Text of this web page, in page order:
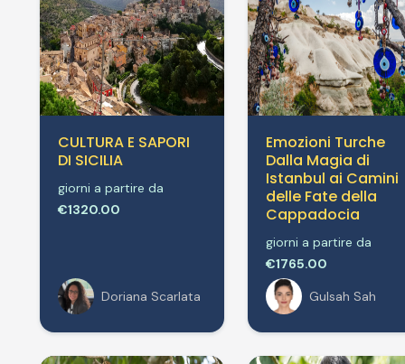
CULTURA E SAPORI
DI SICILIA
giorni a partire da
€1320.00
Doriana Scarlata
Emozioni Turche
Dalla Magia di
Istanbul ai Camini
delle Fate della
Cappadocia
giorni a partire da
€1765.00
Gulsah Sah